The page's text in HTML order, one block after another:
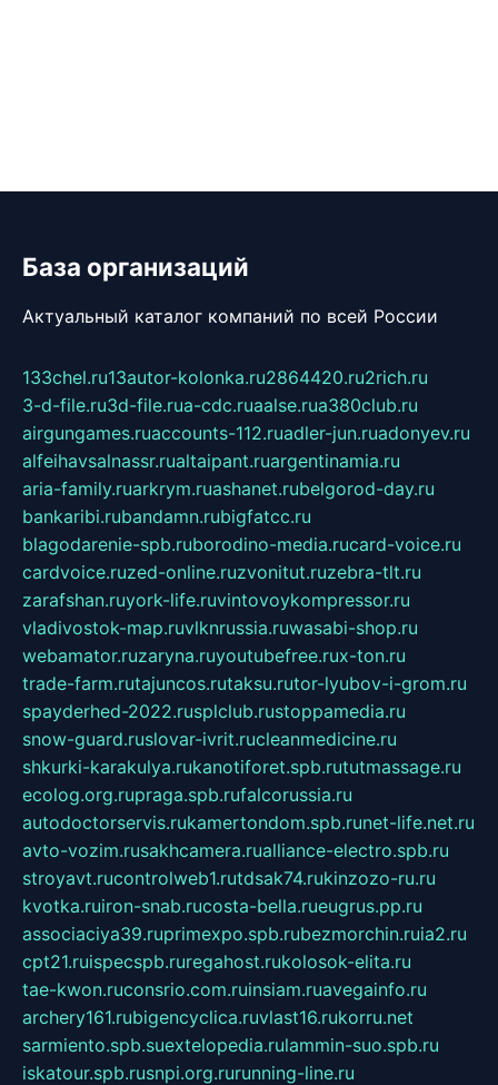
База организаций
Актуальный каталог компаний по всей России
133chel.ru13autor-kolonka.ru2864420.ru2rich.ru
3-d-file.ru3d-file.rua-cdc.ruaalse.rua380club.ru
airgungames.ruaccounts-112.ruadler-jun.ruadonyev.ru
alfeihavsalnassr.rualtaipant.ruargentinamia.ru
aria-family.ruarkrym.ruashanet.rubelgorod-day.ru
bankaribi.rubandamn.rubigfatcc.ru
blagodarenie-spb.ruborodino-media.rucard-voice.ru
cardvoice.ruzed-online.ruzvonitut.ruzebra-tlt.ru
zarafshan.ruyork-life.ruvintovoykompressor.ru
vladivostok-map.ruvlknrussia.ruwasabi-shop.ru
webamator.ruzaryna.ruyoutubefree.rux-ton.ru
trade-farm.rutajuncos.rutaksu.rutor-lyubov-i-grom.ru
spayderhed-2022.rusplclub.rustoppamedia.ru
snow-guard.ruslovar-ivrit.rucleanmedicine.ru
shkurki-karakulya.rukanotiforet.spb.rututmassage.ru
ecolog.org.rupraga.spb.rufalcorussia.ru
autodoctorservis.rukamertondom.spb.runet-life.net.ru
avto-vozim.rusakhcamera.rualliance-electro.spb.ru
stroyavt.rucontrolweb1.rutdsak74.rukinzozo-ru.ru
kvotka.ruiron-snab.rucosta-bella.rueugrus.pp.ru
associaciya39.ruprimexpo.spb.rubezmorchin.ruia2.ru
cpt21.ruispecspb.ruregahost.rukolosok-elita.ru
tae-kwon.ruconsrio.com.ruinsiam.ruavegainfo.ru
archery161.rubigencyclica.ruvlast16.rukorru.net
sarmiento.spb.suextelopedia.rulammin-suo.spb.ru
iskatour.spb.rusnpi.org.rurunning-line.ru